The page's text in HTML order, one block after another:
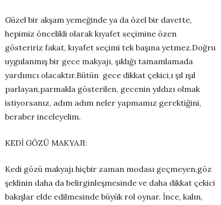
Güzel bir akşam yemeğinde ya da özel bir davette,
hepimiz öncelikli olarak kıyafet seçimine özen
gösteririz fakat, kıyafet seçimi tek başına yetmez.Doğru
uygulanmış bir gece makyajı, şıklığı tamamlamada
yardımcı olacaktır.Bütün gece dikkat çekici,ı şıl ışıl
parlayan,parmakla gösterilen, gecenin yıldızı olmak
istiyorsanız, adım adım neler yapmamız gerektiğini,
beraber inceleyelim.
KEDİ GÖZÜ MAKYAJI:
Kedi gözü makyajı hiçbir zaman modası geçmeyen,göz
şeklinin daha da belirginleşmesinde ve daha dikkat çekici
bakışlar elde edilmesinde büyük rol oynar. İnce, kalın,